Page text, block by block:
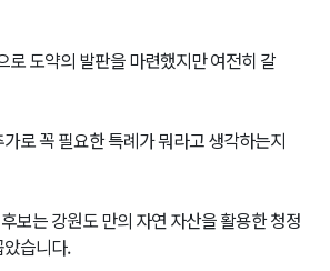
로 도약의 발판을 마련했지만 여전히 갈
로 꼭 필요한 특례가 뭐라고 생각하는지
보는 강원도 만의 자연 자산을 활용한 청정
습니다.